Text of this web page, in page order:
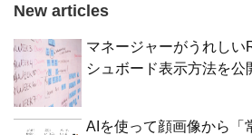
New articles
マネージャーがうれしい
シュボード表示方法を公
AIを使って顔画像から「